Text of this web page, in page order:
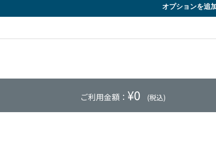
オプションを追
ご利用金額： ¥0 (税込)